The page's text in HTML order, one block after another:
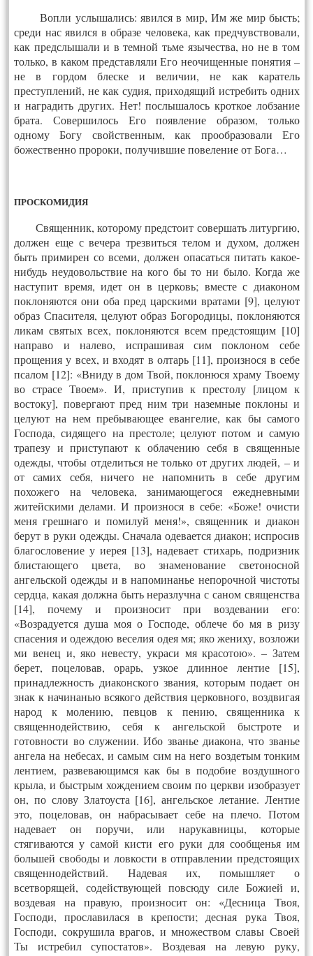
Вопли услышались: явился в мир, Им же мир бысть;
среди нас явился в образе человека, как предчувствовали,
как предслышали и в темной тьме язычества, но не в том
только, в каком представляли Его неочищенные понятия –
не в гордом блеске и величии, не как каратель
преступлений, не как судия, приходящий истребить одних
и наградить других. Нет! послышалось кроткое лобзание
брата. Совершилось Его появление образом, только
одному Богу свойственным, как прообразовали Его
божественно пророки, получившие повеление от Бога…
ПРОСКОМИДИЯ
Священник, которому предстоит совершать литургию,
должен еще с вечера трезвиться телом и духом, должен
быть примирен со всеми, должен опасаться питать какое-
нибудь неудовольствие на кого бы то ни было. Когда же
наступит время, идет он в церковь; вместе с диаконом
поклоняются они оба пред царскими вратами [9], целуют
образ Спасителя, целуют образ Богородицы, поклоняются
ликам святых всех, поклоняются всем предстоящим [10]
направо и налево, испрашивая сим поклоном себе
прощения у всех, и входят в олтарь [11], произнося в себе
псалом [12]: «Вниду в дом Твой, поклонюся храму Твоему
во страсе Твоем». И, приступив к престолу [лицом к
востоку], повергают пред ним три наземные поклоны и
целуют на нем пребывающее евангелие, как бы самого
Господа, сидящего на престоле; целуют потом и самую
трапезу и приступают к облачению себя в священные
одежды, чтобы отделиться не только от других людей, – и
от самих себя, ничего не напомнить в себе другим
похожего на человека, занимающегося ежедневными
житейскими делами. И произнося в себе: «Боже! очисти
меня грешнаго и помилуй меня!», священник и диакон
берут в руки одежды. Сначала одевается диакон; испросив
благословение у иерея [13], надевает стихарь, подризник
блистающего цвета, во знаменование светоносной
ангельской одежды и в напоминанье непорочной чистоты
сердца, какая должна быть неразлучна с саном священства
[14], почему и произносит при воздевании его:
«Возрадуется душа моя о Господе, облече бо мя в ризу
спасения и одеждою веселия одея мя; яко жениху, возложи
ми венец и, яко невесту, украси мя красотою». – Затем
берет, поцеловав, орарь, узкое длинное лентие [15],
принадлежность диаконского звания, которым подает он
знак к начинанью всякого действия церковного, воздвигая
народ к молению, певцов к пению, священника к
священнодействию, себя к ангельской быстроте и
готовности во служении. Ибо званье диакона, что званье
ангела на небесах, и самым сим на него воздетым тонким
лентием, развевающимся как бы в подобие воздушного
крыла, и быстрым хождением своим по церкви изобразует
он, по слову Златоуста [16], ангельское летание. Лентие
это, поцеловав, он набрасывает себе на плечо. Потом
надевает он поручи, или нарукавницы, которые
стягиваются у самой кисти его руки для сообщенья им
большей свободы и ловкости в отправлении предстоящих
священнодействий. Надевая их, помышляет о
всетворящей, содействующей повсюду силе Божией и,
воздевая на правую, произносит он: «Десница Твоя,
Господи, прославилася в крепости; десная рука Твоя,
Господи, сокрушила врагов, и множеством славы Своей
Ты истребил супостатов». Воздевая на левую руку,